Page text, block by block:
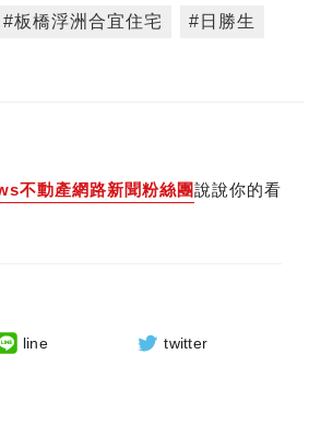
#板橋浮洲合宜住宅 #日勝生
不動產網路新聞粉絲團說說你的看
line twitter